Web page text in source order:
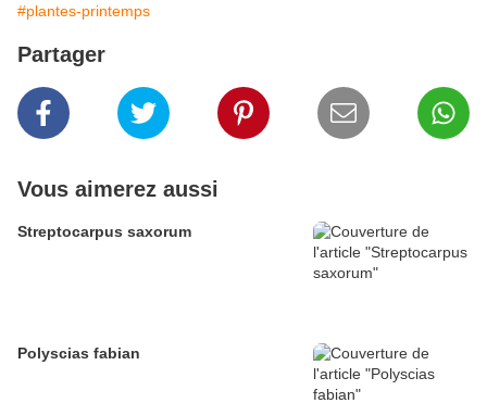
#plantes-printemps
Partager
Vous aimerez aussi
Streptocarpus saxorum
Polyscias fabian